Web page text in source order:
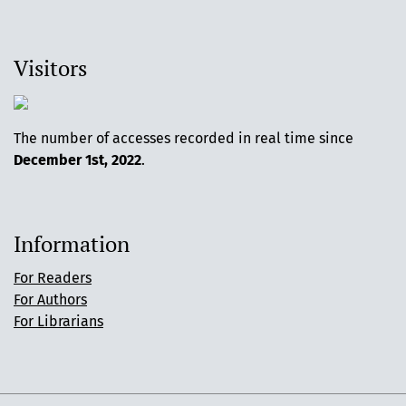
Visitors
The number of accesses recorded in real time since
December 1st, 2022.
Information
For Readers
For Authors
For Librarians